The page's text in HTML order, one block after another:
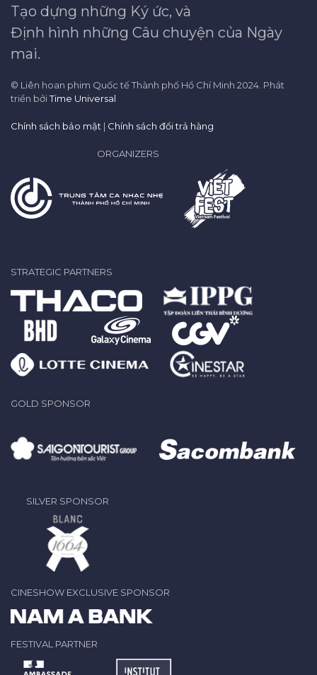
Tạo dựng những Ký ức, và
Định hình những Câu chuyện của Ngày
mai.
© Liên hoan phim Quốc tế Thành phố Hồ Chí Minh 2024. Phát
triển bởiTime Universal
Chính sách bảo mật | Chính sách đổi trả hàng
ORGANIZERS
STRATEGIC PARTNERS
GOLD SPONSOR
SILVER SPONSOR
CINESHOW EXCLUSIVE SPONSOR
FESTIVAL PARTNER